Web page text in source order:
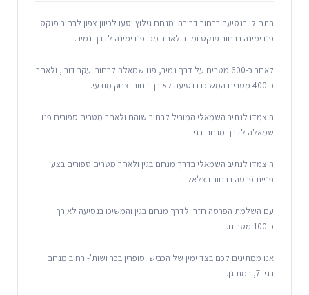
התחילו בנסיעה ברחוב דבורה ומנחם גילוץ וסעו לכיוון צפון לרחוב פנקס.
פנו ימינה ברחוב פנקס ומייד לאחר מכן פנו ימינה לדרך נמיר.
לאחר כ-600 מטרים על דרך נמיר, פנו שמאלה לרחוב יעקב דורי, ולאחר
כ-400 מטרים המשיכו בנסיעה לאורך רחוב יצחק מודעי.
היצמדו לנתיב השמאלי המוביל לרחוב שוהם ולאחר מטרים ספורים פנו
שמאלה לדרך מנחם בגין.
היצמדו לנתיב השמאלי בדרך מנחם בגין ולאחר מטרים ספורים בצעו
פניית פרסה ברחוב בצלאל.
עם השלמת הפרסה חזרו לדרך מנחם בגין והמשיכו בנסיעה לאורך
כ-100 מטרים.
אנו ממתינים לכם בצד ימין של הכביש. סופרין בכר ושות'- רחוב מנחם
בגין 7, רמת גן.